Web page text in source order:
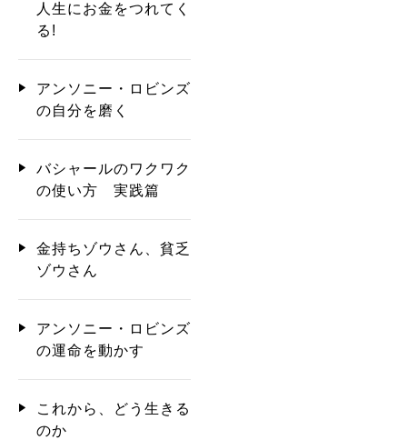
人生にお金をつれてく
る!
アンソニー・ロビンズ
の自分を磨く
バシャールのワクワク
の使い方 実践篇
金持ちゾウさん、貧乏
ゾウさん
アンソニー・ロビンズ
の運命を動かす
これから、どう生きる
のか